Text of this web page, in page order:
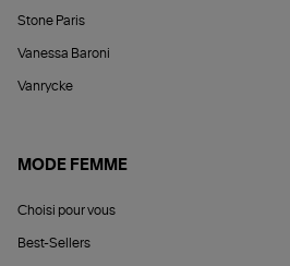
Stone Paris
Vanessa Baroni
Vanrycke
MODE FEMME
Choisi pour vous
Best-Sellers